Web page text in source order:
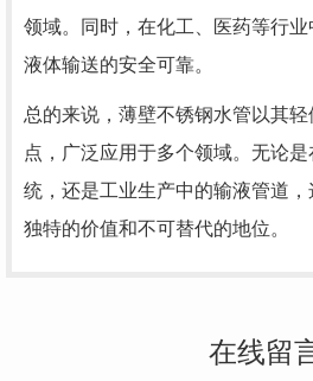
领域。同时，在化工、医药等行
液体输送的安全可靠。
总的来说，薄壁不锈钢水管以其
点，广泛应用于多个领域。无论
统，还是工业生产中的输液管道
独特的价值和不可替代的地位。
在线留